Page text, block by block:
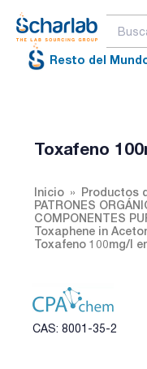
Resto del
Toxafeno
Inicio
Productos
PATRONES
COMPONENTES
Toxaphene in
Toxafeno 100mg/l
CAS: 8001-35-2